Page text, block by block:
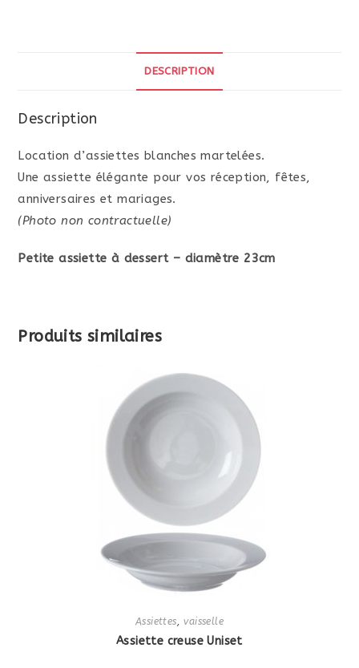
DESCRIPTION
Description
Location d’assiettes blanches martelées.
Une assiette élégante pour vos réception, fêtes,
anniversaires et mariages.
(Photo non contractuelle)
Petite assiette à dessert – diamètre 23cm
Produits similaires
Assiettes,vaisselle
Assiette creuse Uniset